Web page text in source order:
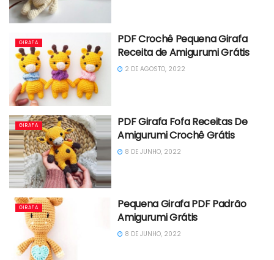
GIRAFA
PDF Crochê Pequena Girafa
Receita de Amigurumi Grátis
2 DE AGOSTO, 2022
GIRAFA
PDF Girafa Fofa Receitas De
Amigurumi Crochê Grátis
8 DE JUNHO, 2022
GIRAFA
Pequena Girafa PDF Padrão
Amigurumi Grátis
8 DE JUNHO, 2022